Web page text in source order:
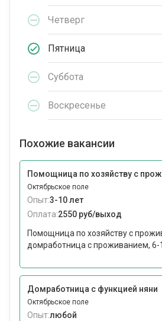
Четверг
Пятница
Суббота
Воскресенье
Похожие вакансии
Помощница по хозяйству с
Октябрьское поле
Опыт:3-10 лет
Оплата:2550 руб/выход
Помощница по хозяйству с
домработница с проживанием, 6-1
Домработница с функцией няни
Октябрьское поле
Опыт:любой